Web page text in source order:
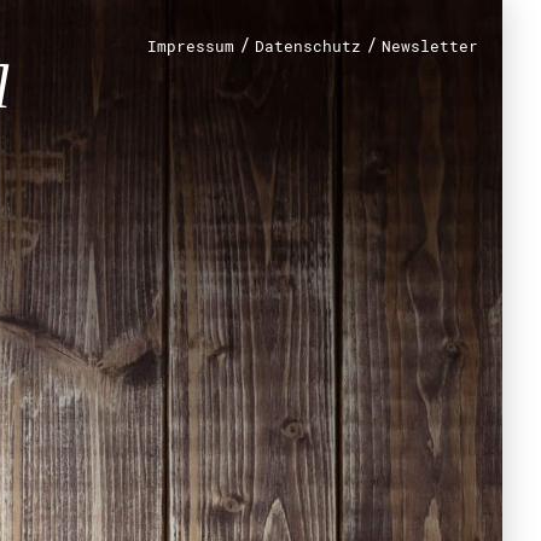
Impressum / Datenschutz / Newsletter